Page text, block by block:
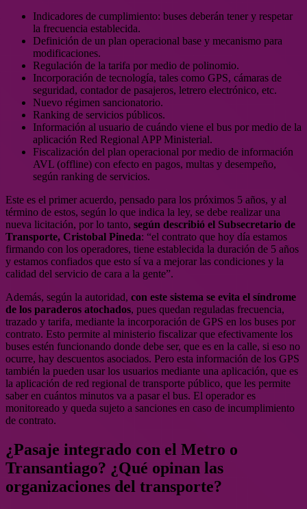
Indicadores de cumplimiento: buses deberán tener y respetar
la frecuencia establecida.
Definición de un plan operacional base y mecanismo para
modificaciones.
Regulación de la tarifa por medio de polinomio.
Incorporación de tecnología, tales como GPS, cámaras de
seguridad, contador de pasajeros, letrero electrónico, etc.
Nuevo régimen sancionatorio.
Ranking de servicios públicos.
Información al usuario de cuándo viene el bus por medio de la
aplicación Red Regional APP Ministerial.
Fiscalización del plan operacional por medio de información
AVL (offline) con efecto en pagos, multas y desempeño,
según ranking de servicios.
Este es el primer acuerdo, pensado para los próximos 5 años, y al
término de estos, según lo que indica la ley, se debe realizar una
nueva licitación, por lo tanto, según describió el Subsecretario de
Transporte, Cristobal Pineda: “el contrato que hoy día estamos
firmando con los operadores, tiene establecida la duración de 5 años
y estamos confiados que esto sí va a mejorar las condiciones y la
calidad del servicio de cara a la gente”.
Además, según la autoridad, con este sistema se evita el síndrome
de los paraderos atochados, pues quedan reguladas frecuencia,
trazado y tarifa, mediante la incorporación de GPS en los buses por
contrato. Esto permite al ministerio fiscalizar que efectivamente los
buses estén funcionando donde debe ser, que es en la calle, si eso no
ocurre, hay descuentos asociados. Pero esta información de los GPS
también la pueden usar los usuarios mediante una aplicación, que es
la aplicación de red regional de transporte público, que les permite
saber en cuántos minutos va a pasar el bus. El operador es
monitoreado y queda sujeto a sanciones en caso de incumplimiento
de contrato.
¿Pasaje integrado con el Metro o
Transantiago? ¿Qué opinan las
organizaciones del transporte?